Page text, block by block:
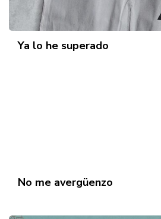
Ya lo he superado
No me avergüenzo